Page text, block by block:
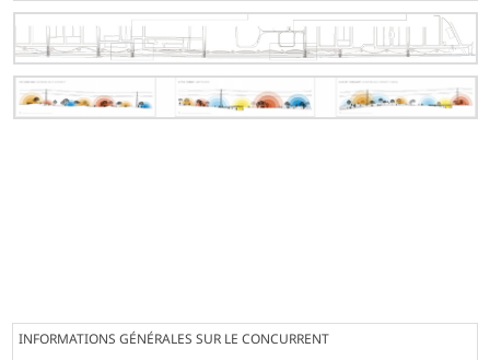
INFORMATIONS GÉNÉRALES SUR LE CONCURRENT